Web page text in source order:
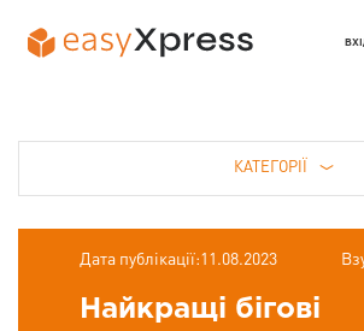
КАТЕГОРІЇ
Дата публікації:11.08.2023
Найкращі бігові